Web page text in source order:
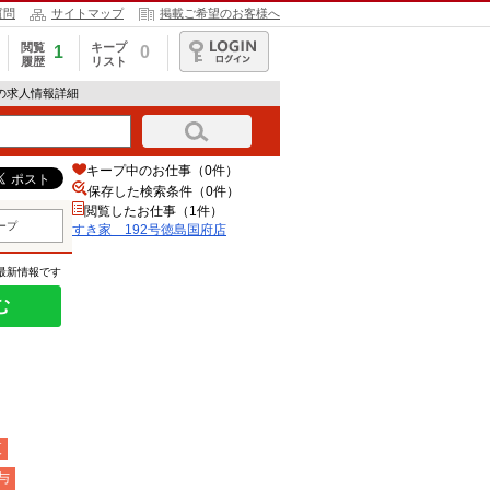
問 サイトマップ 掲載ご希望のお客様へ
閲覧
履歴
1
キープ
リスト
0
ログイン
人情報詳細
プ
新情報です
キープ中のお仕事（0件）
保存した検索条件（0件）
閲覧したお仕事（1件）
すき家 192号徳島国府店